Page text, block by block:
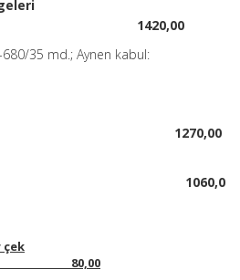
1420,00
35 md.; Aynen kabul:
1270,00
1060,0
çek
80,00